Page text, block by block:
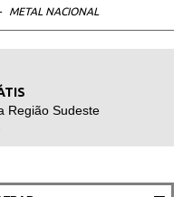
- METAL NACIONAL
Região Sudeste